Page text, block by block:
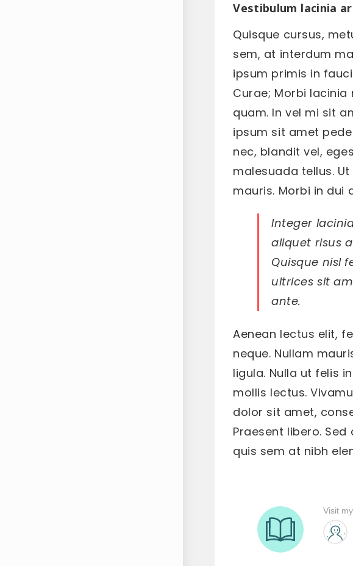
Vestibulum lacinia
Quisque cursus,
sem, at interdum
ipsum primis in
Curae; Morbi lacinia
quam. In vel mi sit
ipsum sit amet
nec, blandit vel,
malesuada tellus.
mauris. Morbi in dui
Integer
aliquet risus
Quisque nisl
ultrices sit
ante.
Aenean lectus elit,
neque. Nullam
ligula. Nulla ut felis
mollis lectus.
dolor sit amet,
Praesent libero.
quis sem at nibh